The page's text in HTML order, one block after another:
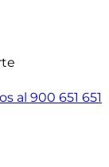
al 900 651 651